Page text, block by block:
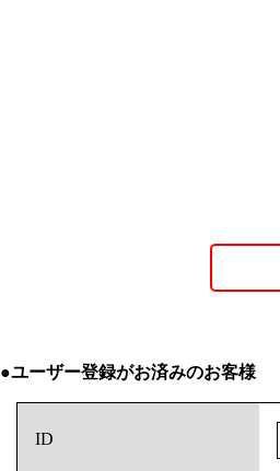
●ユーザー登録がお済みのお客様
ID